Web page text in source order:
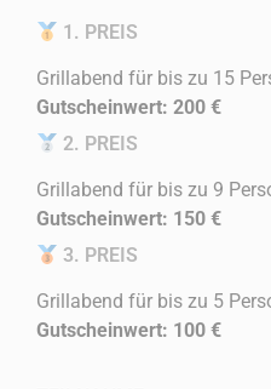
1. PREIS
Grillabend für bis zu 15
Gutscheinwert: 200 €
2. PREIS
Grillabend für bis zu 9
Gutscheinwert: 150 €
3. PREIS
Grillabend für bis zu 5
Gutscheinwert: 100 €